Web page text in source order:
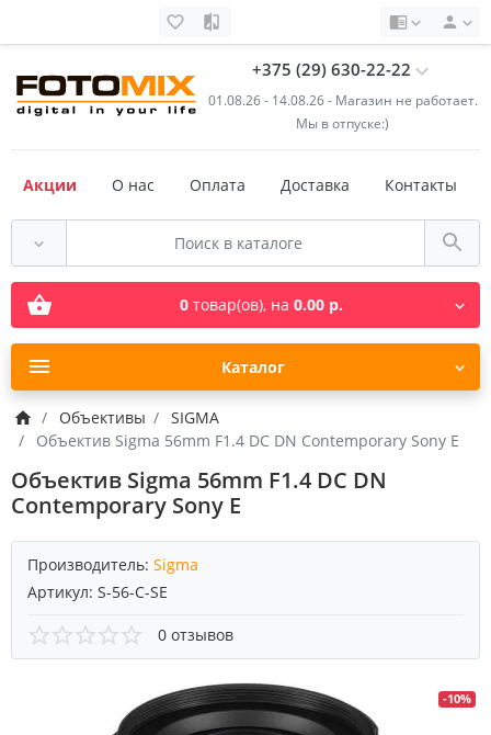
+375 (29) 630-22-22
01.08.26 - 14.08.26 - Магазин не работает.
Мы в отпуске:)
Акции О нас Оплата Доставка Контакты
0товар(ов), на 0.00 р.
Каталог
Объективы
SIGMA
Объектив Sigma 56mm F1.4 DC DN Contemporary Sony E
Объектив Sigma 56mm F1.4 DC DN
Contemporary Sony E
Производитель: Sigma
Артикул: S-56-C-SE
0 отзывов
-10%